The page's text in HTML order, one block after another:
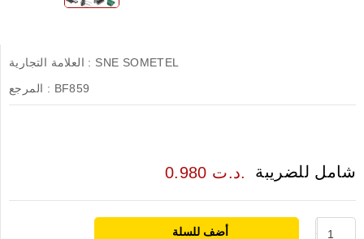
العلامة التجارية : SNE SOMETEL
المرجع : BF859
0.980 د.ت. شامل للضريبة
أضف للسلة